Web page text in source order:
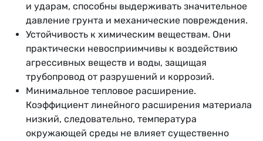
и ударам, способны выдерживать значительное
давление грунта и механические повреждения.
Устойчивость к химическим веществам. Они
практически невосприимчивы к воздействию
агрессивных веществ и воды, защищая
трубопровод от разрушений и коррозий.
Минимальное тепловое расширение.
Коэффициент линейного расширения материала
низкий, следовательно, температура
окружающей среды не влияет существенно